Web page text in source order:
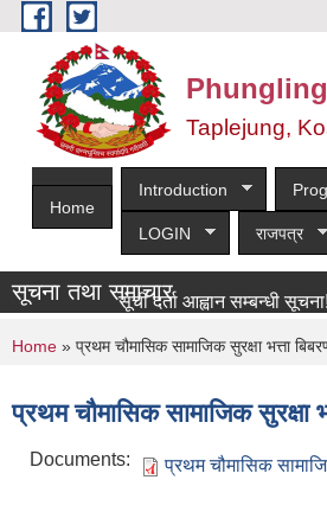
Skip to main content
Taplejung,
Home
Introduction
LOGIN राजपत्र
सूचना तथा समाचार
सूची दर्ता आह्वान सम्बन्धी सूचना!!!!!!!!!!
You are here
Home » प्रथम चौमासिक सामाजिक सुरक्षा भत्ता
प्रथम चौमासिक सामाजिक सुरक्षा
Documents: प्रथम चौमासिक